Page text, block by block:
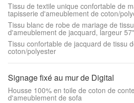
Tissu de textile unique confortable de
tapisserie d'ameublement de coton/
Tissu blanc de robe de mariage de
d'ameublement de jacquard, largeur
Tissu confortable de jacquard de tissu
coton/polyester
Signage fixé au mur de Digital
Housse 100% en toile de coton de
d'ameublement de sofa